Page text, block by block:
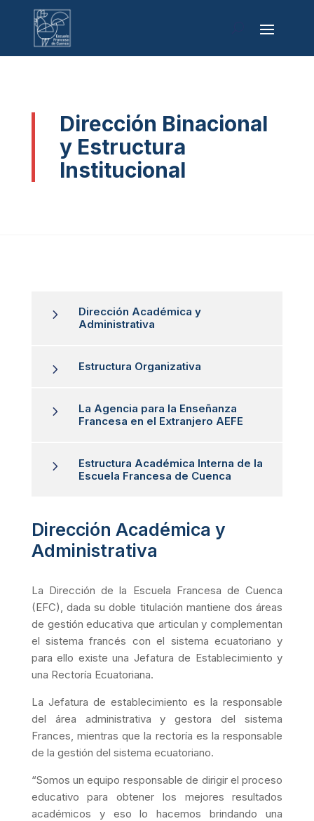
Dirección Binacional
y Estructura
Institucional
5
Dirección Académica y
Administrativa
5 Estructura Organizativa
5
La Agencia para la Enseñanza
Francesa en el Extranjero AEFE
5
Estructura Académica Interna de la
Escuela Francesa de Cuenca
Dirección Académica y
Administrativa
La Dirección de la Escuela Francesa de Cuenca
(EFC), dada su doble titulación mantiene dos áreas
de gestión educativa que articulan y complementan
el sistema francés con el sistema ecuatoriano y
para ello existe una Jefatura de Establecimiento y
una Rectoría Ecuatoriana.
La Jefatura de establecimiento es la responsable
del área administrativa y gestora del sistema
Frances, mientras que la rectoría es la responsable
de la gestión del sistema ecuatoriano.
“Somos un equipo responsable de dirigir el proceso
educativo para obtener los mejores resultados
académicos y eso lo hacemos brindando una